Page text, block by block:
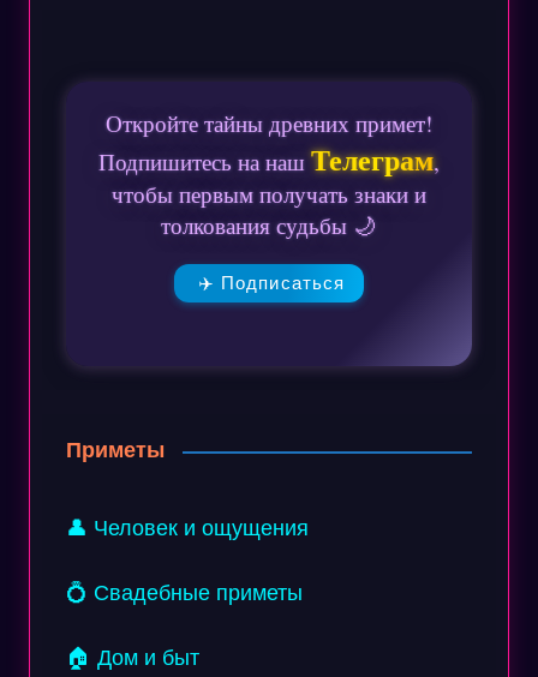
Откройте тайны древних примет!
Подпишитесь на нашТелеграм,
чтобы первым получать знаки и
толкования судьбы 🌙
✈️ Подписаться
Приметы
👤 Человек и ощущения
💍 Свадебные приметы
🏠 Дом и быт